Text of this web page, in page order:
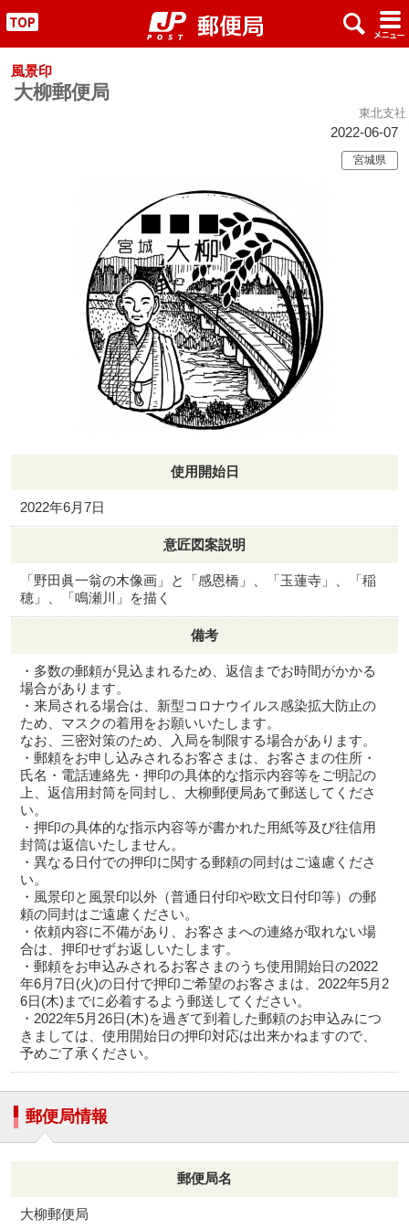
" x #
風景印
大柳郵便局
東北支社
2022-06-07
宮城県
使用開始日
2022年6月7日
意匠図案説明
「野田眞一翁の木像画」と「感恩橋」、「玉蓮寺」、「稲
穂」、「鳴瀬川」を描く
備考
・多数の郵頼が見込まれるため、返信までお時間がかかる
場合があります。
・来局される場合は、新型コロナウイルス感染拡大防止の
ため、マスクの着用をお願いいたします。
なお、三密対策のため、入局を制限する場合があります。
・郵頼をお申し込みされるお客さまは、お客さまの住所・
氏名・電話連絡先・押印の具体的な指示内容等をご明記の
上、返信用封筒を同封し、大柳郵便局あて郵送してくださ
い。
・押印の具体的な指示内容等が書かれた用紙等及び往信用
封筒は返信いたしません。
・異なる日付での押印に関する郵頼の同封はご遠慮くださ
い。
・風景印と風景印以外（普通日付印や欧文日付印等）の郵
頼の同封はご遠慮ください。
・依頼内容に不備があり、お客さまへの連絡が取れない場
合は、押印せずお返しいたします。
・郵頼をお申込みされるお客さまのうち使用開始日の2022
年6月7日(火)の日付で押印ご希望のお客さまは、2022年5月2
6日(木)までに必着するよう郵送してください。
・2022年5月26日(木)を過ぎて到着した郵頼のお申込みにつ
きましては、使用開始日の押印対応は出来かねますので、
予めご了承ください。
郵便局情報
郵便局名
大柳郵便局